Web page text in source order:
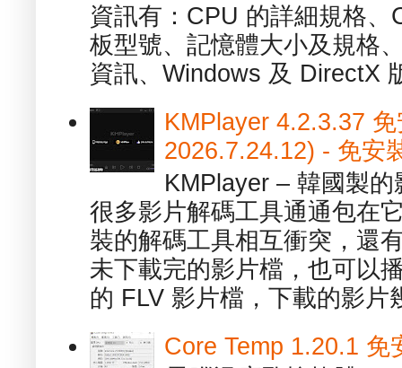
資訊有：CPU 的詳細規格
板型號、記憶體大小及規格
資訊、Windows 及 DirectX
KMPlayer 4.2.3.37
2026.7.24.12) - 免安
KMPlayer – 韓國製
很多影片解碼工具通通包在
裝的解碼工具相互衝突，還
未下載完的影片檔，也可以
的 FLV 影片檔，下載的影片
Core Temp 1.20.1 免